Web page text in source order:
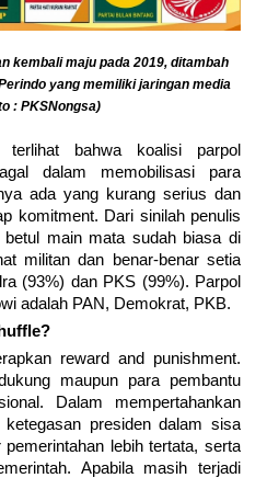
kembali maju pada 2019, ditambah
yang memiliki jaringan media
: PKSNongsa)
bahwa koalisi parpol
dalam memobilisasi para
ada yang kurang serius dan
komitment. Dari sinilah penulis
main mata sudah biasa di
militan dan benar-benar setia
(93%) dan PKS (99%). Parpol
adalah PAN, Demokrat, PKB.
reward and punishment.
maupun para pembantu
Dalam mempertahankan
ketegasan presiden dalam sisa
lebih tertata, serta
Apabila masih terjadi